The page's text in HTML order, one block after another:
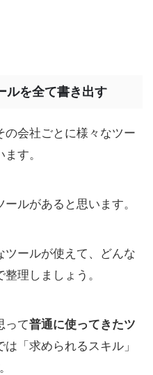
ルを全て書き出す
会社ごとに様々なツー
す。
ルがあると思います。
ツールが使えて、どんな
理しましょう。
って普通に使ってきたツ
「求められるスキル」